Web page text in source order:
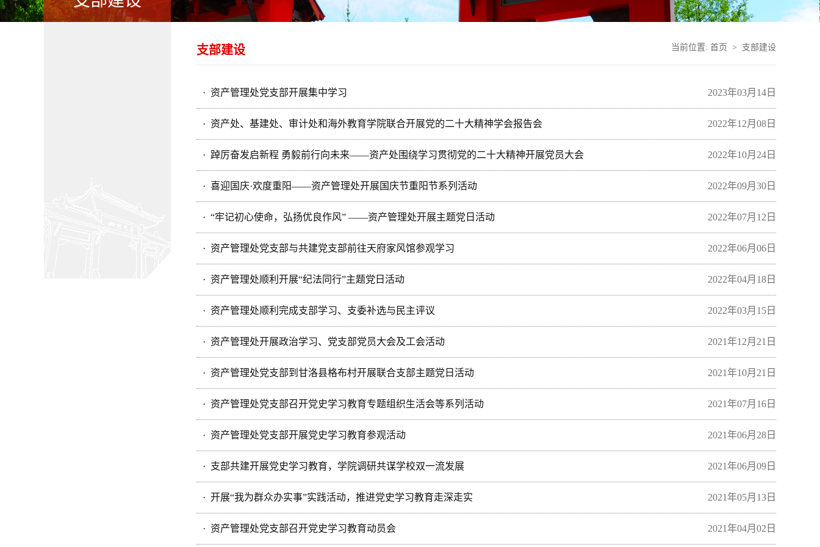
支部建设 当前位置: 首页 > 支部建设
2023年03月14日
· 资产管理处党支部开展集中学习
2022年12月08日
· 资产处、基建处、审计处和海外教育学院联合开展党的二十大精神学会报告会
2022年10月24日
· 踔厉奋发启新程 勇毅前行向未来——资产处围绕学习贯彻党的二十大精神开展党员大会
2022年09月30日
· 喜迎国庆·欢度重阳——资产管理处开展国庆节重阳节系列活动
2022年07月12日
· “牢记初心使命，弘扬优良作风” ——资产管理处开展主题党日活动
2022年06月06日
· 资产管理处党支部与共建党支部前往天府家风馆参观学习
2022年04月18日
· 资产管理处顺利开展“纪法同行”主题党日活动
2022年03月15日
· 资产管理处顺利完成支部学习、支委补选与民主评议
2021年12月21日
· 资产管理处开展政治学习、党支部党员大会及工会活动
2021年10月21日
· 资产管理处党支部到甘洛县格布村开展联合支部主题党日活动
2021年07月16日
· 资产管理处党支部召开党史学习教育专题组织生活会等系列活动
2021年06月28日
· 资产管理处党支部开展党史学习教育参观活动
2021年06月09日
· 支部共建开展党史学习教育，学院调研共谋学校双一流发展
2021年05月13日
· 开展“我为群众办实事”实践活动，推进党史学习教育走深走实
2021年04月02日
· 资产管理处党支部召开党史学习教育动员会